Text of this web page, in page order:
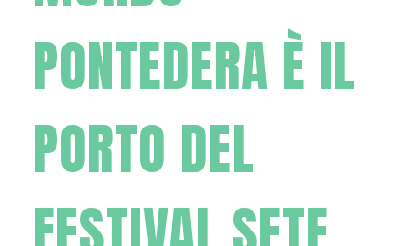
PONTEDERA È IL
PORTO DEL